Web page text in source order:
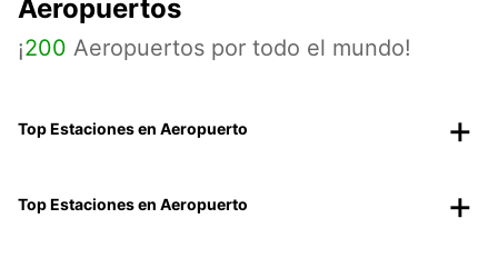
Aeropuertos
¡200 Aeropuertos por todo el mundo!
Top Estaciones en Aeropuerto
Top Estaciones en Aeropuerto